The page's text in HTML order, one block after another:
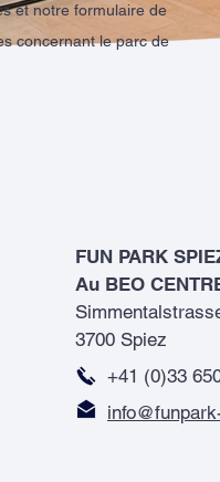
et notre formulaire de
concernant le parc de
FUN PARK
Au BEO
3700 Spiez
+41 (0)33